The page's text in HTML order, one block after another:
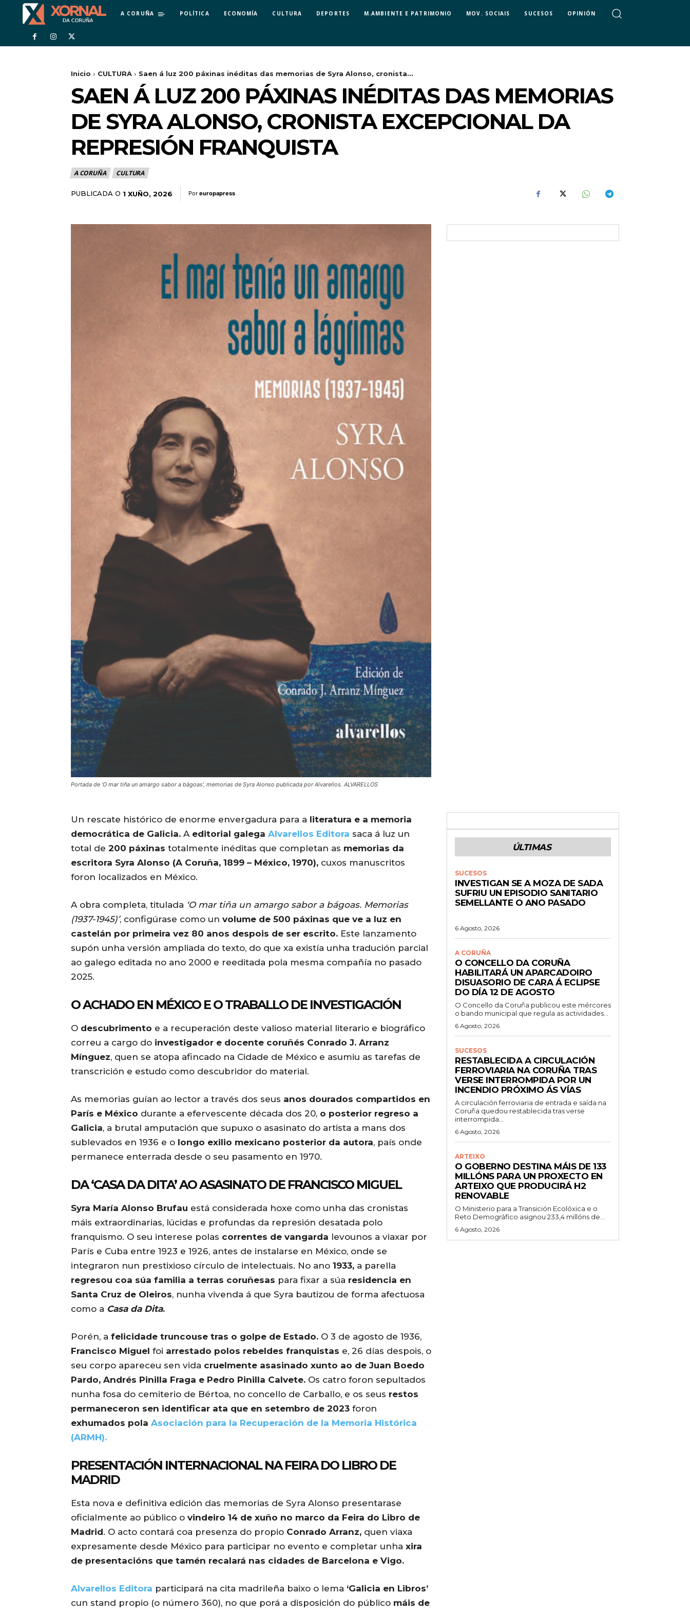
A CORUÑA POLÍTICA ECONOMÍA CULTURA DEPORTES M.AMBIENTE E PATRIMONIO MOV. SOCIAIS SUCESOS OPINIÓN
Inicio CULTURA Saen á luz 200 páxinas inéditas das memorias de Syra Alonso, cronista...
SAEN Á LUZ 200 PÁXINAS INÉDITAS DAS MEMORIAS
DE SYRA ALONSO, CRONISTA EXCEPCIONAL DA
REPRESIÓN FRANQUISTA
A CORUÑA CULTURA
PUBLICADA O 1 XUÑO, 2026 Por europapress
Portada de 'O mar tiña un amargo sabor a bágoas', memorias de Syra Alonso publicada por Alvarellos. ALVARELLOS
Un rescate histórico de enorme envergadura para a literatura e a memoria
democrática de Galicia. A editorial galega Alvarellos Editora saca á luz un
total de 200 páxinas totalmente inéditas que completan as memorias da
escritora Syra Alonso (A Coruña, 1899 – México, 1970), cuxos manuscritos
foron localizados en México.
A obra completa, titulada ‘O mar tiña un amargo sabor a bágoas. Memorias
(1937-1945)’, configúrase como un volume de 500 páxinas que ve a luz en
castelán por primeira vez 80 anos despois de ser escrito. Este lanzamento
supón unha versión ampliada do texto, do que xa existía unha tradución parcial
ao galego editada no ano 2000 e reeditada pola mesma compañía no pasado
2025.
O ACHADO EN MÉXICO E O TRABALLO DE INVESTIGACIÓN
O descubrimento e a recuperación deste valioso material literario e biográfico
correu a cargo do investigador e docente coruñés Conrado J. Arranz
Mínguez, quen se atopa afincado na Cidade de México e asumiu as tarefas de
transcrición e estudo como descubridor do material.
As memorias guían ao lector a través dos seus anos dourados compartidos en
París e México durante a efervescente década dos 20, o posterior regreso a
Galicia, a brutal amputación que supuxo o asasinato do artista a mans dos
sublevados en 1936 e o longo exilio mexicano posterior da autora, país onde
permanece enterrada desde o seu pasamento en 1970.
DA ‘CASA DA DITA’ AO ASASINATO DE FRANCISCO MIGUEL
Syra María Alonso Brufau está considerada hoxe como unha das cronistas
máis extraordinarias, lúcidas e profundas da represión desatada polo
franquismo. O seu interese polas correntes de vangarda levounos a viaxar por
París e Cuba entre 1923 e 1926, antes de instalarse en México, onde se
integraron nun prestixioso círculo de intelectuais. No ano 1933, a parella
regresou coa súa familia a terras coruñesas para fixar a súa residencia en
Santa Cruz de Oleiros, nunha vivenda á que Syra bautizou de forma afectuosa
como a Casa da Dita.
Porén, a felicidade truncouse tras o golpe de Estado. O 3 de agosto de 1936,
Francisco Miguel foi arrestado polos rebeldes franquistas e, 26 días despois, o
seu corpo apareceu sen vida cruelmente asasinado xunto ao de Juan Boedo
Pardo, Andrés Pinilla Fraga e Pedro Pinilla Calvete. Os catro foron sepultados
nunha fosa do cemiterio de Bértoa, no concello de Carballo, e os seus restos
permaneceron sen identificar ata que en setembro de 2023 foron
exhumados pola Asociación para la Recuperación de la Memoria Histórica
(ARMH).
PRESENTACIÓN INTERNACIONAL NA FEIRA DO LIBRO DE
MADRID
Esta nova e definitiva edición das memorias de Syra Alonso presentarase
oficialmente ao público o vindeiro 14 de xuño no marco da Feira do Libro de
Madrid. O acto contará coa presenza do propio Conrado Arranz, quen viaxa
expresamente desde México para participar no evento e completar unha xira
de presentacións que tamén recalará nas cidades de Barcelona e Vigo.
Alvarellos Editora participará na cita madrileña baixo o lema ‘Galicia en Libros’
cun stand propio (o número 360), no que porá a disposición do público máis de
ÚLTIMAS
SUCESOS
INVESTIGAN SE A MOZA DE SADA
SUFRIU UN EPISODIO SANITARIO
SEMELLANTE O ANO PASADO
6 Agosto, 2026
A CORUÑA
O CONCELLO DA CORUÑA
HABILITARÁ UN APARCADOIRO
DISUASORIO DE CARA Á ECLIPSE
DO DÍA 12 DE AGOSTO
O Concello da Coruña publicou este mércores
o bando municipal que regula as actividades...
6 Agosto, 2026
SUCESOS
RESTABLECIDA A CIRCULACIÓN
FERROVIARIA NA CORUÑA TRAS
VERSE INTERROMPIDA POR UN
INCENDIO PRÓXIMO ÁS VÍAS
A circulación ferroviaria de entrada e saída na
Coruña quedou restablecida tras verse
interrompida...
6 Agosto, 2026
ARTEIXO
O GOBERNO DESTINA MÁIS DE 133
MILLÓNS PARA UN PROXECTO EN
ARTEIXO QUE PRODUCIRÁ H2
RENOVABLE
O Ministerio para a Transición Ecolóxica e o
Reto Demográfico asignou 233,4 millóns de...
6 Agosto, 2026